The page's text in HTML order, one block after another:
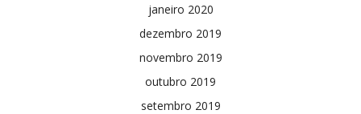
janeiro 2020
dezembro 2019
novembro 2019
outubro 2019
setembro 2019